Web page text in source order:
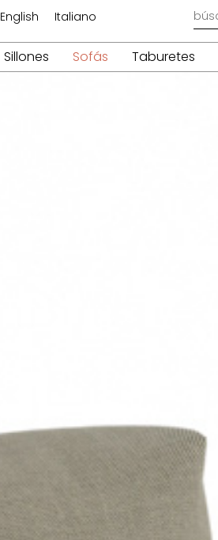
English Italiano
Sillones Sofás Taburetes